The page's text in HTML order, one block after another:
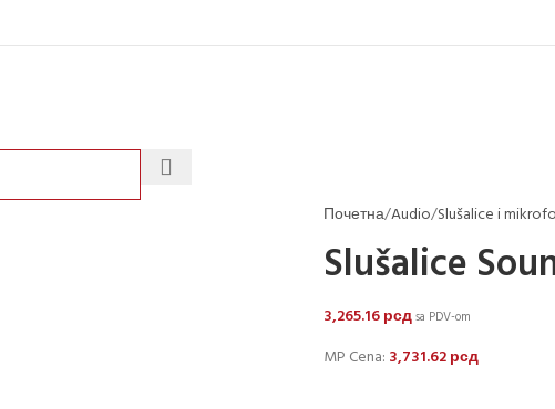
Почетна Audio Slušalice i
Slušalice
3,265.16рсдsa PDV-om
MP Cena: 3,731.62рсд